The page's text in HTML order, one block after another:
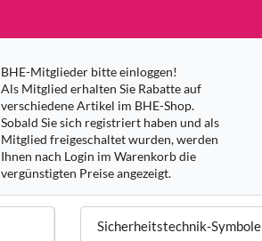
BHE-Mitglieder bitte einloggen!
Als Mitglied erhalten Sie Rabatte auf
verschiedene Artikel im BHE-Shop.
Sobald Sie sich registriert haben und als
Mitglied freigeschaltet wurden, werden
Ihnen nach Login im Warenkorb die
vergünstigten Preise angezeigt.
Sicherheitstechnik-Symbole